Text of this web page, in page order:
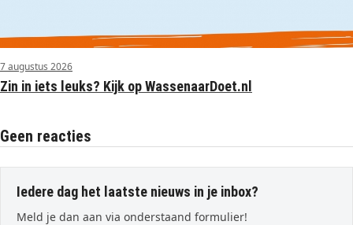
7 augustus 2026
Zin in iets leuks? Kijk op WassenaarDoet.nl
Geen reacties
Iedere dag het laatste nieuws in je inbox?
Meld je dan aan via onderstaand formulier!